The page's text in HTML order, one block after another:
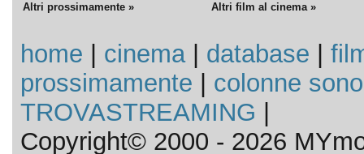
Altri prossimamente » Altri film al cinema »
home cinema| database
prossimamente
colonne
TROVASTREAMING
Copyright© 2000 - 2026